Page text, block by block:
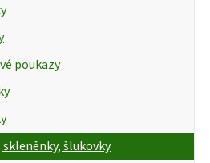
poukazy
skleněnky, šlukovky